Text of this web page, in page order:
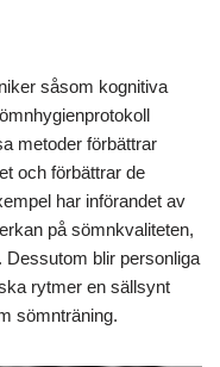
såsom kognitiva
metoder förbättrar
och förbättrar de
har införandet av
på sömnkvaliteten,
Dessutom blir personliga
rytmer en sällsynt
sömnträning.